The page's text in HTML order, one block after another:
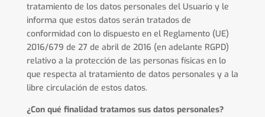
tratamiento de los datos personales del Usuario y le
informa que estos datos serán tratados de
conformidad con lo dispuesto en el Reglamento (UE)
2016/679 de 27 de abril de 2016 (en adelante RGPD)
relativo a la protección de las personas físicas en lo
que respecta al tratamiento de datos personales y a la
libre circulación de estos datos.
¿Con qué finalidad tratamos sus datos personales?